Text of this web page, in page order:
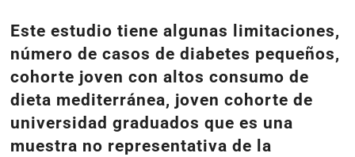
Este estudio tiene algunas limitaciones,
número de casos de diabetes pequeños,
cohorte joven con altos consumo de
dieta mediterránea, joven cohorte de
universidad graduados que es una
muestra no representativa de la